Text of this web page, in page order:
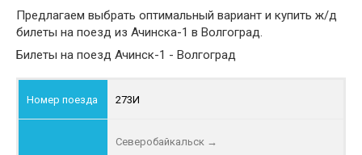
Предлагаем выбрать оптимальный вариант и купить ж/д
билеты на поезд из Ачинска-1 в Волгоград.
Билеты на поезд Ачинск-1 - Волгоград
273И
Северобайкальск →